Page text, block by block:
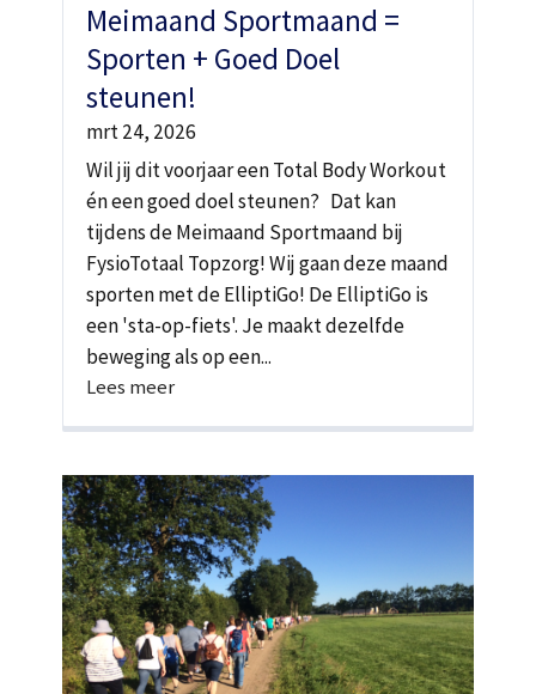
Meimaand Sportmaand =
Sporten + Goed Doel
steunen!
mrt 24, 2026
Wil jij dit voorjaar een Total Body Workout
én een goed doel steunen? Dat kan
tijdens de Meimaand Sportmaand bij
FysioTotaal Topzorg! Wij gaan deze maand
sporten met de ElliptiGo! De ElliptiGo is
een 'sta-op-fiets'. Je maakt dezelfde
beweging als op een...
Lees meer